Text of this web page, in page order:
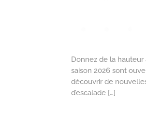
Donnez de la hauteur
saison 2026 sont
découvrir de
d’escalade […]